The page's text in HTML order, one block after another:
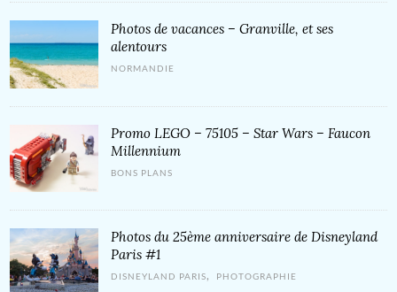
Photos de vacances – Granville, et ses
alentours
NORMANDIE
Promo LEGO – 75105 – Star Wars – Faucon
Millennium
BONS PLANS
Photos du 25ème anniversaire de Disneyland
Paris #1
DISNEYLAND PARIS, PHOTOGRAPHIE